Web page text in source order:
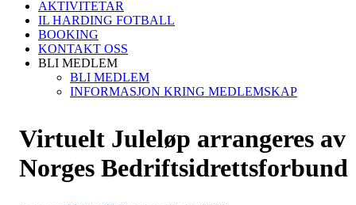
AKTIVITETAR
IL HARDING FOTBALL
BOOKING
KONTAKT OSS
BLI MEDLEM
BLI MEDLEM
INFORMASJON KRING MEDLEMSKAP
Virtuelt Juleløp arrangeres av
Norges Bedriftsidrettsforbund